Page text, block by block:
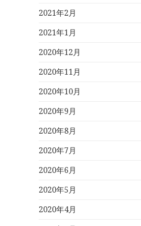
2021年2月
2021年1月
2020年12月
2020年11月
2020年10月
2020年9月
2020年8月
2020年7月
2020年6月
2020年5月
2020年4月